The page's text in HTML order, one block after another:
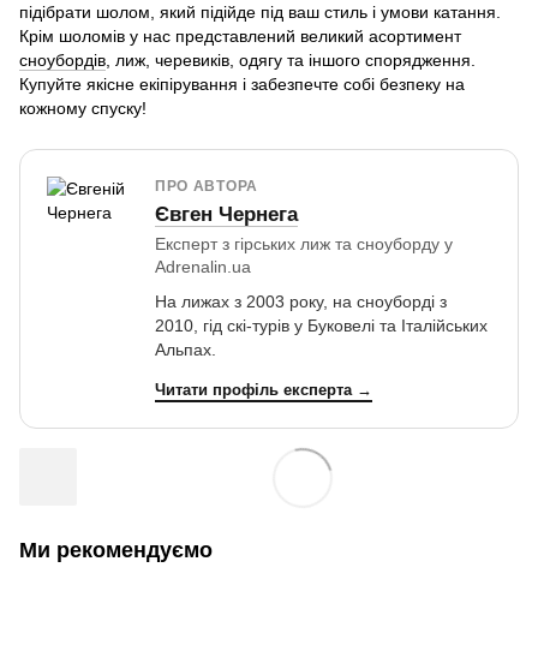
підібрати шолом, який підійде під ваш стиль і умови катання.
Крім шоломів у нас представлений великий асортимент
сноубордів , лиж, черевиків, одягу та іншого спорядження.
Купуйте якісне екіпірування і забезпечте собі безпеку на
кожному спуску!
ПРО АВТОРА
Євген Чернега
Експерт з гірських лиж та сноуборду у
Adrenalin.ua
На лижах з 2003 року, на сноуборді з
2010, гід скі-турів у Буковелі та Італійських
Альпах.
Читати профіль експерта →
Ми рекомендуємо